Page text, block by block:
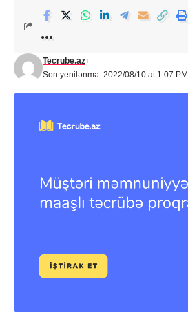
Son yenilənmə: 2022/08/10 at 1:07 PM
Tecrube.az